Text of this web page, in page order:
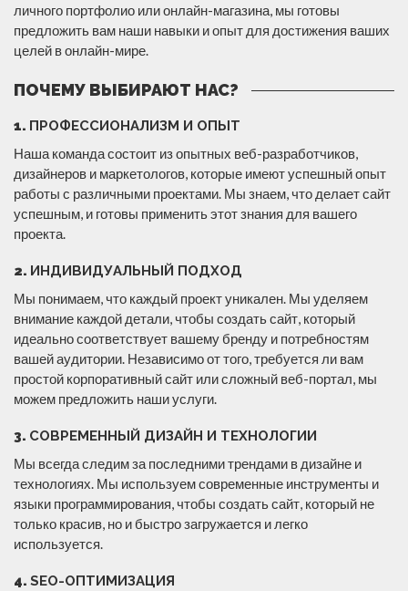
личного портфолио или онлайн-магазина, мы готовы
предложить вам наши навыки и опыт для достижения ваших
целей в онлайн-мире.
ПОЧЕМУ ВЫБИРАЮТ НАС?
1. ПРОФЕССИОНАЛИЗМ И ОПЫТ
Наша команда состоит из опытных веб-разработчиков,
дизайнеров и маркетологов, которые имеют успешный опыт
работы с различными проектами. Мы знаем, что делает сайт
успешным, и готовы применить этот знания для вашего
проекта.
2. ИНДИВИДУАЛЬНЫЙ ПОДХОД
Мы понимаем, что каждый проект уникален. Мы уделяем
внимание каждой детали, чтобы создать сайт, который
идеально соответствует вашему бренду и потребностям
вашей аудитории. Независимо от того, требуется ли вам
простой корпоративный сайт или сложный веб-портал, мы
можем предложить наши услуги.
3. СОВРЕМЕННЫЙ ДИЗАЙН И ТЕХНОЛОГИИ
Мы всегда следим за последними трендами в дизайне и
технологиях. Мы используем современные инструменты и
языки программирования, чтобы создать сайт, который не
только красив, но и быстро загружается и легко
используется.
4. SEO-ОПТИМИЗАЦИЯ